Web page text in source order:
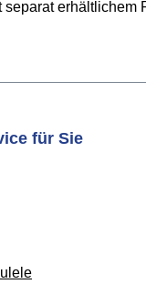
separat erhältlichem
für Sie